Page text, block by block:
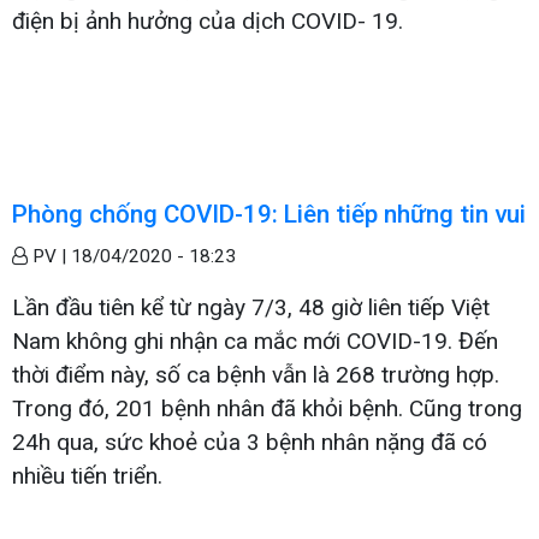
điện bị ảnh hưởng của dịch COVID- 19.
Phòng chống COVID-19: Liên tiếp những tin vui
PV | 18/04/2020 - 18:23
Lần đầu tiên kể từ ngày 7/3, 48 giờ liên tiếp Việt
Nam không ghi nhận ca mắc mới COVID-19. Đến
thời điểm này, số ca bệnh vẫn là 268 trường hợp.
Trong đó, 201 bệnh nhân đã khỏi bệnh. Cũng trong
24h qua, sức khoẻ của 3 bệnh nhân nặng đã có
nhiều tiến triển.